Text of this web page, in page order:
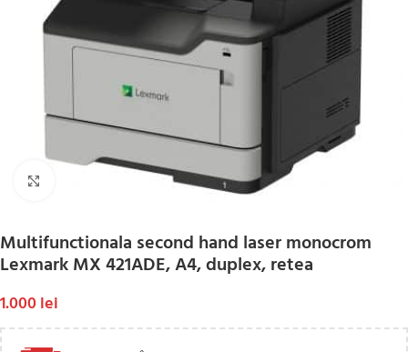
Multifunctionala second hand laser monocrom
Lexmark MX 421ADE, A4, duplex, retea
1.000lei